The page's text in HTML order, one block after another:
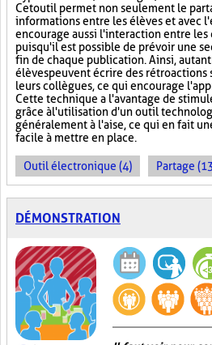
Cet outil permet non seulement le
informations entre les élèves et avec
encourage aussi l'interaction entre
puisqu'il est possible de prévoir une
fin de chaque publication. Ainsi,
élèves peuvent écrire des rétroactions
leurs collègues, ce qui encourage
Cette technique a l'avantage de
grâce à l'utilisation d'un outil
généralement à l'aise, ce qui en fait
facile à mettre en place.
Outil électronique (4) Partage
DÉMONSTRATION